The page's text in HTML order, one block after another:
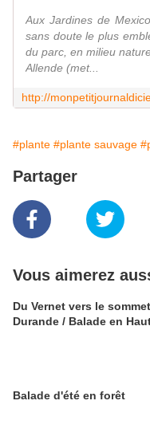
Aux Jardines de
sans doute le plus
du parc, en milieu
Allende (met...
#plante #plante sauvage
Partager
Vous aimerez
Du Vernet vers le
Durande / Balade en
Balade d'été en forêt